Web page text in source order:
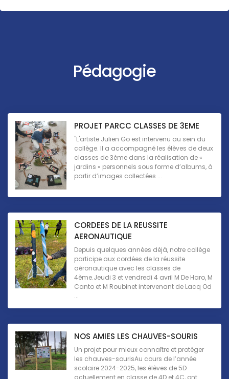
Pédagogie
PROJET PARCC CLASSES DE 3EME
"L'artiste Julien Go est intervenu au sein du
collège. Il a accompagné les élèves de deux
classes de 3ème dans la réalisation de «
jardins » personnels sous forme d’albums, à
partir d’images collectées ...
CORDEES DE LA REUSSITE
AERONAUTIQUE
Depuis quelques années déjà, notre collège
participe aux cordées de la réussite
aéronautique avec les classes de
4ème.Jeudi 3 et vendredi 4 avril M De Haro, M
Canto et M Roubinet intervenant de Lacq Od
...
NOS AMIES LES CHAUVES-SOURIS
Un projet pour mieux connaître et protéger
les chauves-sourisAu cours de l’année
scolaire 2024-2025, les élèves de 5D
actuellement en classe de 4D et 4C, ont